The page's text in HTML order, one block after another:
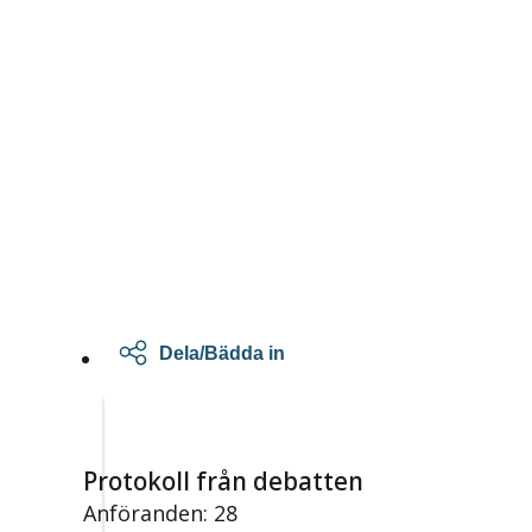
Dela/Bädda in
Protokoll från debatten
Anföranden: 28